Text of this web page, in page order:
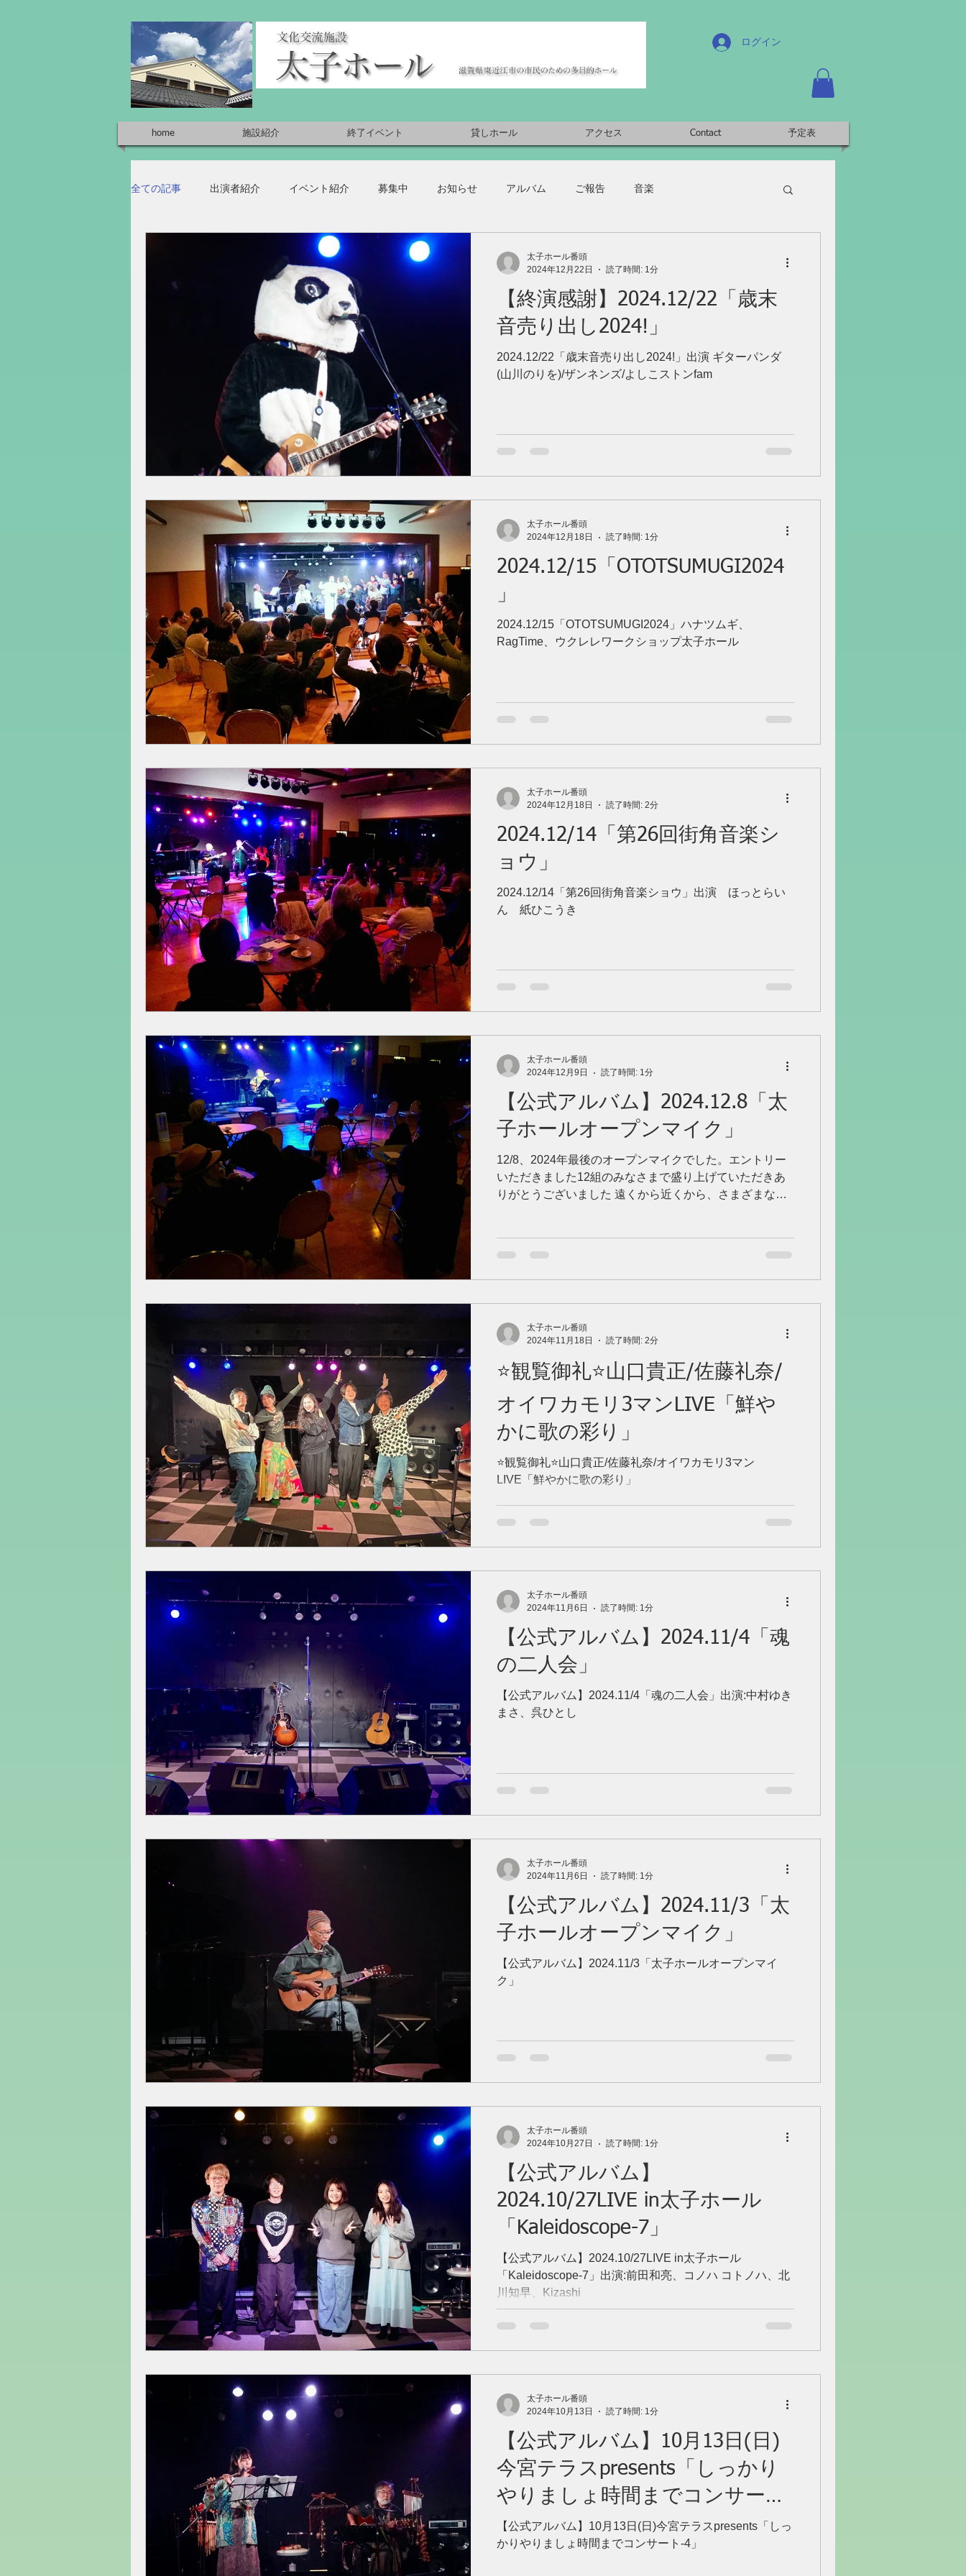
ログイン
home 施設紹介 終了イベント 貸しホール アクセス Contact 予定表
全ての記事 出演者紹介 イベント紹介 募集中 お知らせ アルバム ご報告 音楽
【終演感謝】2024.12/22「歳末
音売り出し2024!」
2024.12/22「歳末音売り出し2024!」出演 ギターパンダ
(山川のりを)/ザンネンズ/よしこストンfam
太子ホール番頭
2024年12月22日
読了時間: 1分
2024.12/15「OTOTSUMUGI2024
」
2024.12/15「OTOTSUMUGI2024」ハナツムギ、
RagTime、ウクレレワークショップ太子ホール
太子ホール番頭
2024年12月18日
読了時間: 1分
2024.12/14「第26回街角音楽シ
ョウ」
2024.12/14「第26回街角音楽ショウ」出演 ほっとらい
ん 紙ひこうき
太子ホール番頭
2024年12月18日
読了時間: 2分
【公式アルバム】2024.12.8「太
子ホールオープンマイク」
12/8、2024年最後のオープンマイクでした。エントリー
いただきました12組のみなさまで盛り上げていただきあ
りがとうございました 遠くから近くから、さまざまな持
太子ホール番頭
2024年12月9日
読了時間: 1分
⭐️観覧御礼⭐️山口貴正/佐藤礼奈/
オイワカモリ3マンLIVE「鮮や
かに歌の彩り」
⭐️観覧御礼⭐️山口貴正/佐藤礼奈/オイワカモリ3マン
LIVE「鮮やかに歌の彩り」
太子ホール番頭
2024年11月18日
読了時間: 2分
【公式アルバム】2024.11/4「魂
の二人会」
【公式アルバム】2024.11/4「魂の二人会」出演:中村ゆき
まさ、呉ひとし
太子ホール番頭
2024年11月6日
読了時間: 1分
【公式アルバム】2024.11/3「太
子ホールオープンマイク」
【公式アルバム】2024.11/3「太子ホールオープンマイ
ク」
太子ホール番頭
2024年11月6日
読了時間: 1分
【公式アルバム】
2024.10/27LIVE in太子ホール
「Kaleidoscope-7」
【公式アルバム】2024.10/27LIVE in太子ホール
「Kaleidoscope-7」出演:前田和亮、コノハ コトノハ、北
川知早、Kizashi
太子ホール番頭
2024年10月27日
読了時間: 1分
【公式アルバム】10月13日(日)
今宮テラスpresents「しっかり
やりましょ時間までコンサー
ト-4」
【公式アルバム】10月13日(日)今宮テラスpresents「しっ
かりやりましょ時間までコンサート-4」
太子ホール番頭
2024年10月13日
読了時間: 1分